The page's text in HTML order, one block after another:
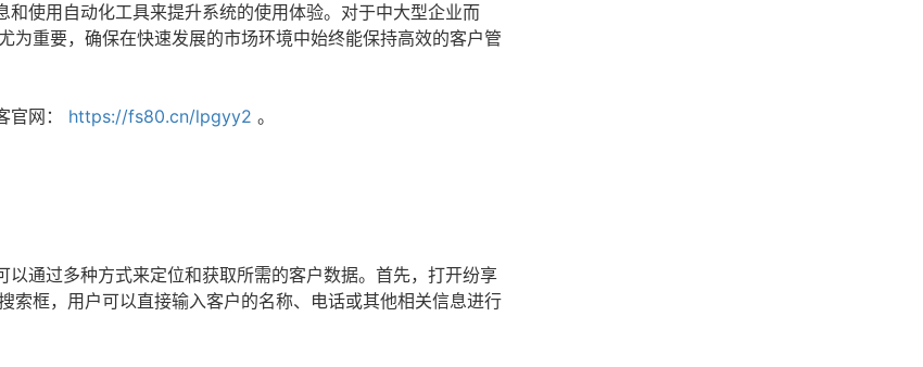
使用自动化工具来提升系统的使用体验。对于中大型企业而
重要，确保在快速发展的市场环境中始终能保持高效的客户管
网： https://fs80.cn/lpgyy2 。
通过多种方式来定位和获取所需的客户数据。首先，打开纷享
索框，用户可以直接输入客户的名称、电话或其他相关信息进行